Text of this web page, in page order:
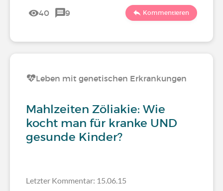
40 9 Kommentieren
Leben mit genetischen Erkrankungen
Mahlzeiten Zöliakie: Wie
kocht man für kranke UND
gesunde Kinder?
Letzter Kommentar: 15.06.15